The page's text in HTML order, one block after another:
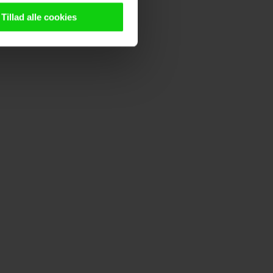
tilgår oplysninger på din
lave
valg anvendes på
Tillad alle cookies